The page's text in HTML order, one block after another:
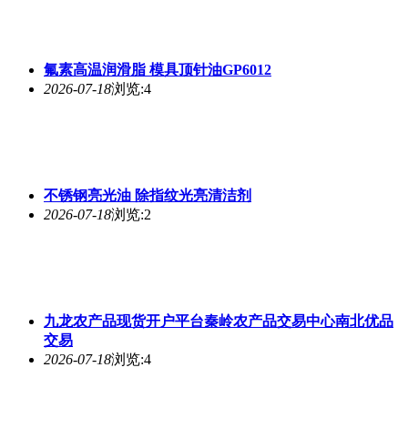
氟素高温润滑脂 模具顶针油GP6012
2026-07-18浏览:4
不锈钢亮光油 除指纹光亮清洁剂
2026-07-18浏览:2
九龙农产品现货开户平台秦岭农产品交易中心南北优品
交易
2026-07-18浏览:4